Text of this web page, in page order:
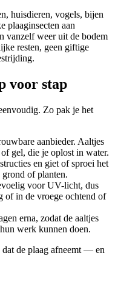
huisdieren, vogels, bijen
plaaginsecten aan
vanzelf weer uit de bodem
resten, geen giftige
voor stap
Zo pak je het
aanbieder. Aaltjes
gel, die je oplost in water.
en giet of sproei het
grond of planten.
voor UV-licht, dus
of in de vroege ochtend of
erna, zodat de aaltjes
werk kunnen doen.
de plaag afneemt — en